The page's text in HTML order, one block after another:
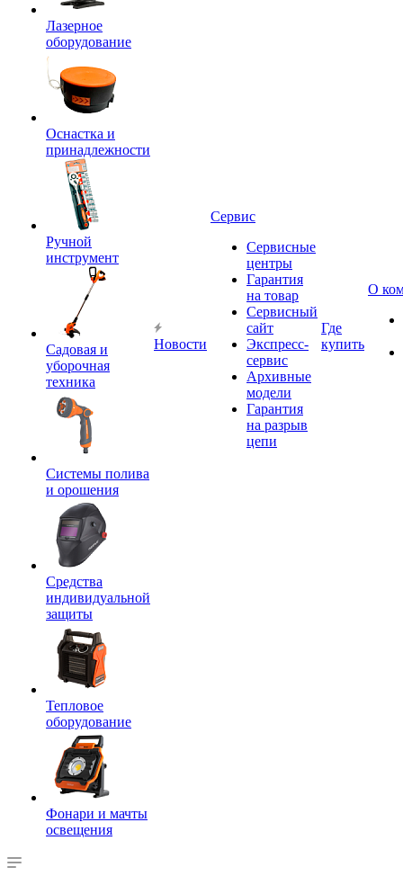
Лазерное
оборудование
Оснастка и
принадлежности
Ручной
инструмент
Садовая и
уборочная
техника
Системы полива
и орошения
Средства
индивидуальной
защиты
Тепловое
оборудование
Фонари и мачты
освещения
Новости
Сервис
Сервисные
центры
Гарантия
на товар
Сервисный
сайт
Экспресс-
сервис
Архивные
модели
Гарантия
на разрыв
цепи
Где
купить
О